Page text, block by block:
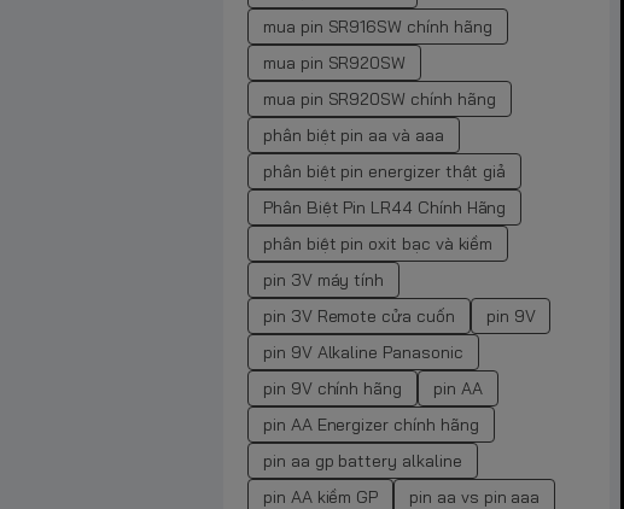
mua pin SR916SW chính hãng
mua pin SR920SW
mua pin SR920SW chính hãng
phân biệt pin aa và aaa
phân biệt pin energizer thật giả
Phân Biệt Pin LR44 Chính Hãng
phân biệt pin oxit bạc và kiềm
pin 3V máy tính
pin 3V Remote cửa cuốn
pin 9V
pin 9V Alkaline Panasonic
pin 9V chính hãng
pin AA
pin AA Energizer chính hãng
pin aa gp battery alkaline
pin AA kiềm GP
pin aa vs pin aaa